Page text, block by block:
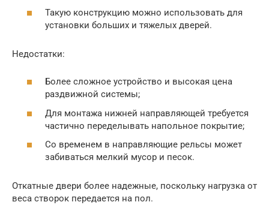
Такую конструкцию можно использовать для
установки больших и тяжелых дверей.
Недостатки:
Более сложное устройство и высокая цена
раздвижной системы;
Для монтажа нижней направляющей требуется
частично переделывать напольное покрытие;
Со временем в направляющие рельсы может
забиваться мелкий мусор и песок.
Откатные двери более надежные, поскольку нагрузка от
веса створок передается на пол.